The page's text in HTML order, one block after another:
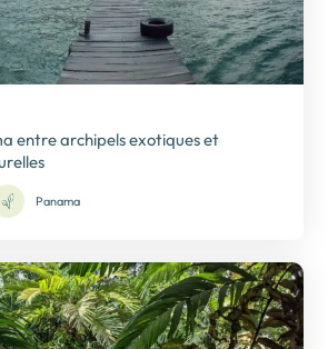
entre archipels exotiques et
Panama